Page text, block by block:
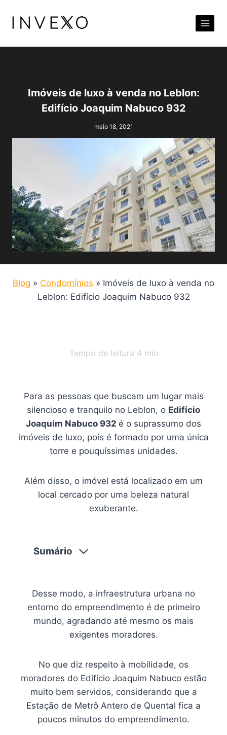
para
Conteúdo
Imóveis de luxo à venda no Leblon:
Edifício Joaquim Nabuco 932
maio 18, 2021
Blog » Condomínios » Imóveis de luxo à venda no
Leblon: Edifício Joaquim Nabuco 932
Tempo de leitura 4 min
Para as pessoas que buscam um lugar mais
silencioso e tranquilo no Leblon, o Edifício
Joaquim Nabuco 932 é o suprassumo dos
imóveis de luxo, pois é formado por uma única
torre e pouquíssimas unidades.
Além disso, o imóvel está localizado em um
local cercado por uma beleza natural
exuberante.
Sumário
Desse modo, a infraestrutura urbana no
entorno do empreendimento é de primeiro
mundo, agradando até mesmo os mais
exigentes moradores.
No que diz respeito à mobilidade, os
moradores do Edifício Joaquim Nabuco estão
muito bem servidos, considerando que a
Estação de Metrô Antero de Quental fica a
poucos minutos do empreendimento.